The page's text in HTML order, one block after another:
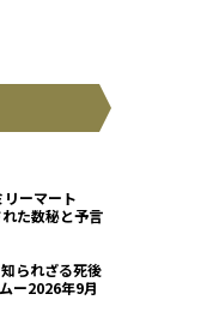
ーマート
た数秘と予言
られざる死後
ー2026年9月